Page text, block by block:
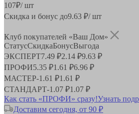
107₽/ шт
Скидка и бонус до9.63 ₽/ шт
Клуб покупателей «Ваш Дом»
СтатусСкидкаБонусВыгода
ЭКСПЕРТ7.49 ₽2.14 ₽9.63 ₽
ПРОФИ5.35 ₽1.61 ₽6.96 ₽
МАСТЕР-1.61 ₽1.61 ₽
СТАНДАРТ-1.07 ₽1.07 ₽
Как стать «ПРОФИ» сразу!Узнать
Доставим сегодня, от 90 ₽